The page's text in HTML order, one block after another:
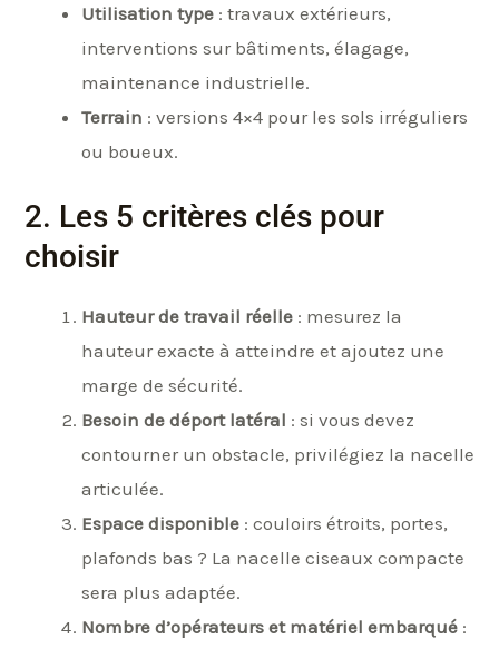
Utilisation type : travaux extérieurs,
interventions sur bâtiments, élagage,
maintenance industrielle.
Terrain : versions 4×4 pour les sols irréguliers
ou boueux.
2. Les 5 critères clés pour
choisir
Hauteur de travail réelle : mesurez la
hauteur exacte à atteindre et ajoutez une
marge de sécurité.
Besoin de déport latéral : si vous devez
contourner un obstacle, privilégiez la nacelle
articulée.
Espace disponible : couloirs étroits, portes,
plafonds bas ? La nacelle ciseaux compacte
sera plus adaptée.
Nombre d’opérateurs et matériel embarqué :